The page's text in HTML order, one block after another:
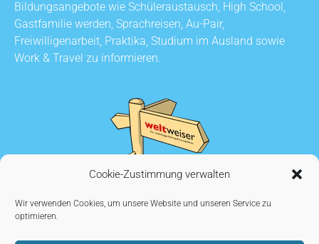
Cookie-Zustimmung verwalten
Wir verwenden Cookies, um unsere Website und unseren Service zu
optimieren.
Bildungsangebote wie Schüleraustausch, High School,
Gastfamilie werden, Sprachreisen, Au-Pair,
Freiwilligenarbeit, Praktika, Studium im Ausland sowie
Work & Travel zu informieren.